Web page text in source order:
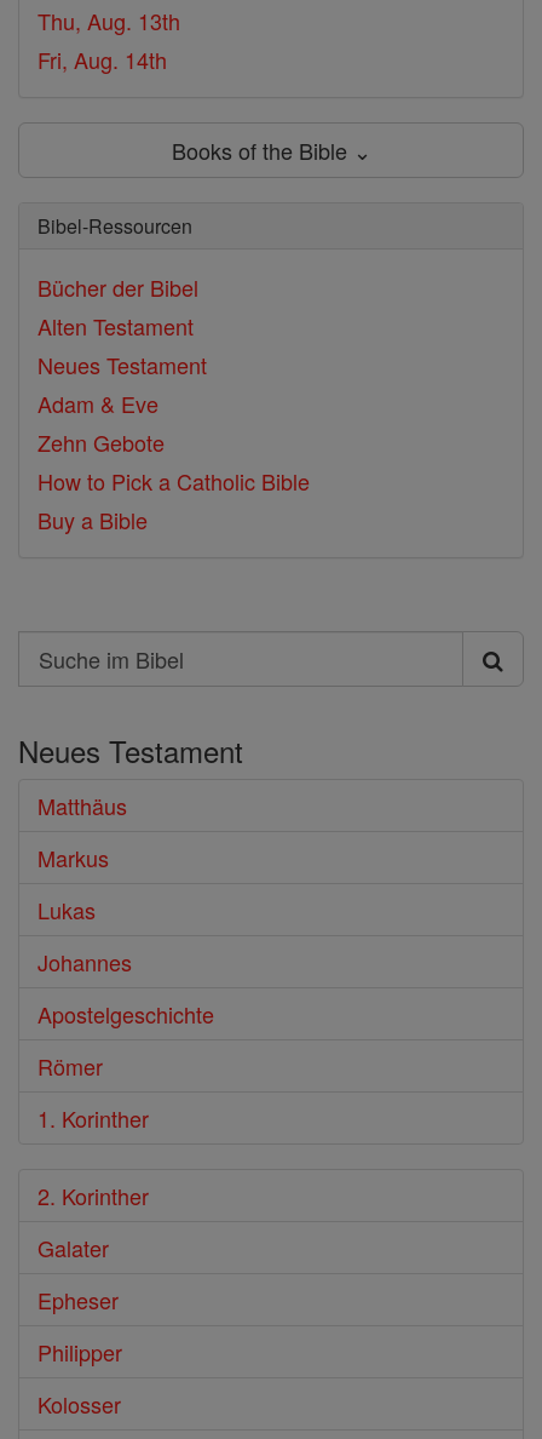
Thu, Aug. 13th
Fri, Aug. 14th
Books of the Bible ⌄
Bibel-Ressourcen
Bücher der Bibel
Alten Testament
Neues Testament
Adam & Eve
Zehn Gebote
How to Pick a Catholic Bible
Buy a Bible
Search
Suche
Bibel
Neues Testament
Matthäus
Markus
Lukas
Johannes
Apostelgeschichte
Römer
1. Korinther
2. Korinther
Galater
Epheser
Philipper
Kolosser